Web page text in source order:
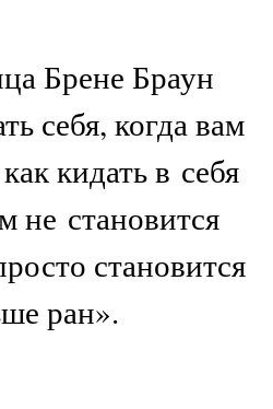
Брене Браун
себя, когда вам
кидать в себя
не становится
становится
ран».